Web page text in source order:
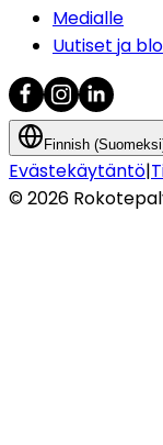
Medialle
Uutiset ja
Finnish
Evästekäytäntö|
©2026